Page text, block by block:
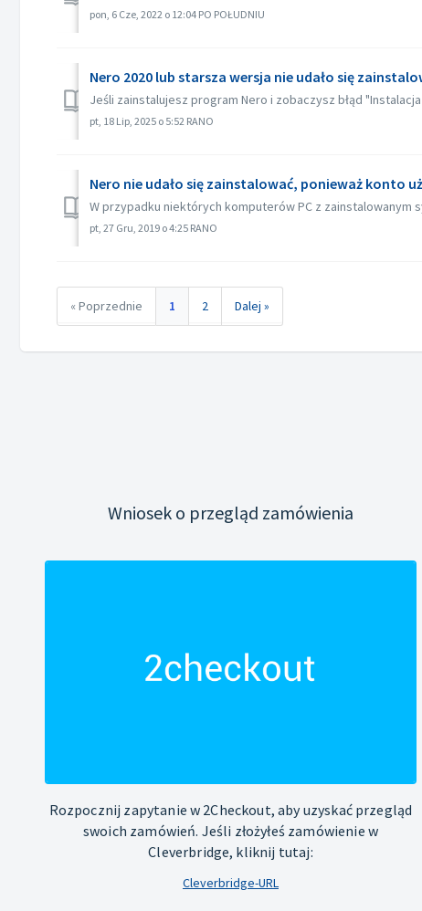
pon, 6 Cze, 2022 o 12:04 PO POŁUDNIU
Nero 2020 lub starsza wersja nie udało się
Jeśli zainstalujesz program Nero i zobaczysz błąd
pt, 18 Lip, 2025 o 5:52 RANO
Nero nie udało się zainstalować, ponieważ konto
W przypadku niektórych komputerów PC z zainstalowanym
pt, 27 Gru, 2019 o 4:25 RANO
« Poprzednie 1 2 Dalej »
Wniosek o przegląd zamówienia
Rozpocznij zapytanie w 2Checkout, aby uzyskać przegląd
swoich zamówień. Jeśli złożyłeś zamówienie w
Cleverbridge, kliknij tutaj:
Cleverbridge-URL